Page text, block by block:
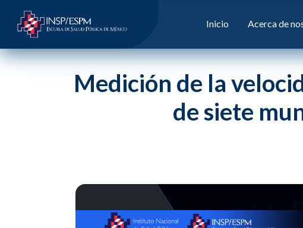
Inicio Acerca de
Medición de la
de siete